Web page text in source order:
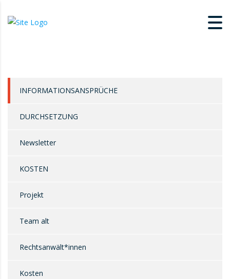
INFORMATIONSANSPRÜCHE
DURCHSETZUNG
Newsletter
KOSTEN
Projekt
Team alt
Rechtsanwält*innen
Kosten